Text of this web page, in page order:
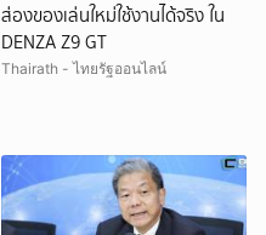
ส่องของเล่นใหม่ใช้งานได้จริง ใน
DENZA Z9 GT
Thairath - ไทยรัฐออนไลน์